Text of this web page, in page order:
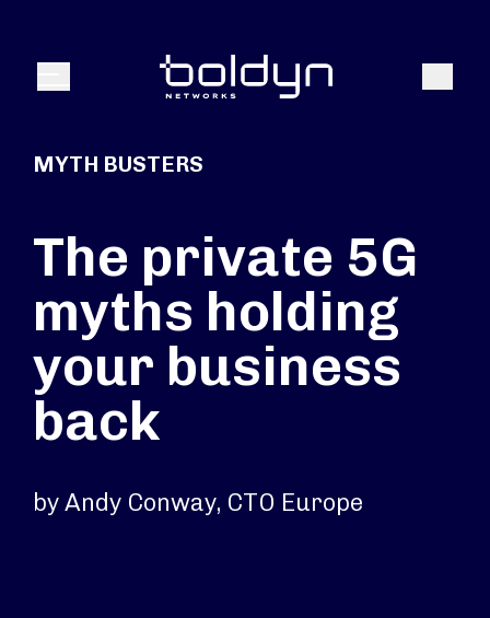
Menu
MYTH BUSTERS
The private 5G
myths holding
your business
back
by Andy Conway, CTO Europe